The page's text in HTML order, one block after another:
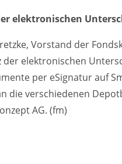
elektronischen
Vorstand der
der elektronischen
per eSignatur auf
die verschiedenen
AG. (fm)